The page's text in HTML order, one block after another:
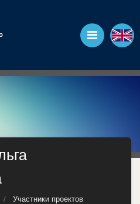
Участники проектов